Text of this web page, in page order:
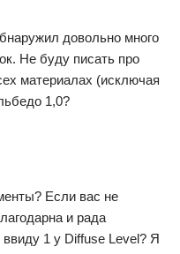
довольно много
Не буду писать про
материалах (исключая
1,0?
Если вас не
и рада
1 у Diffuse Level? Я